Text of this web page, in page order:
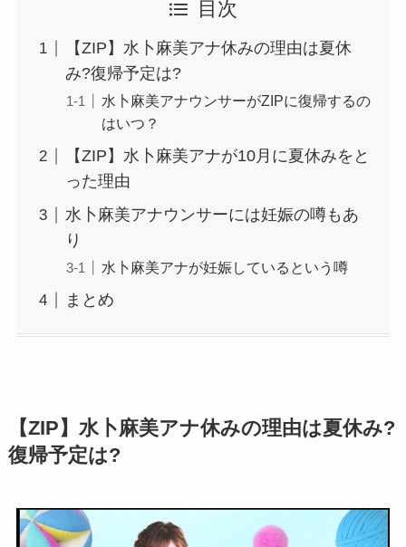
目次
【ZIP】水卜麻美アナ休みの理由は夏休
み?復帰予定は?
水卜麻美アナウンサーがZIPに復帰するの
はいつ？
【ZIP】水卜麻美アナが10月に夏休みをと
った理由
水卜麻美アナウンサーには妊娠の噂もあ
り
水卜麻美アナが妊娠しているという噂
まとめ
【ZIP】水卜麻美アナ休みの理由は夏休み?
復帰予定は?